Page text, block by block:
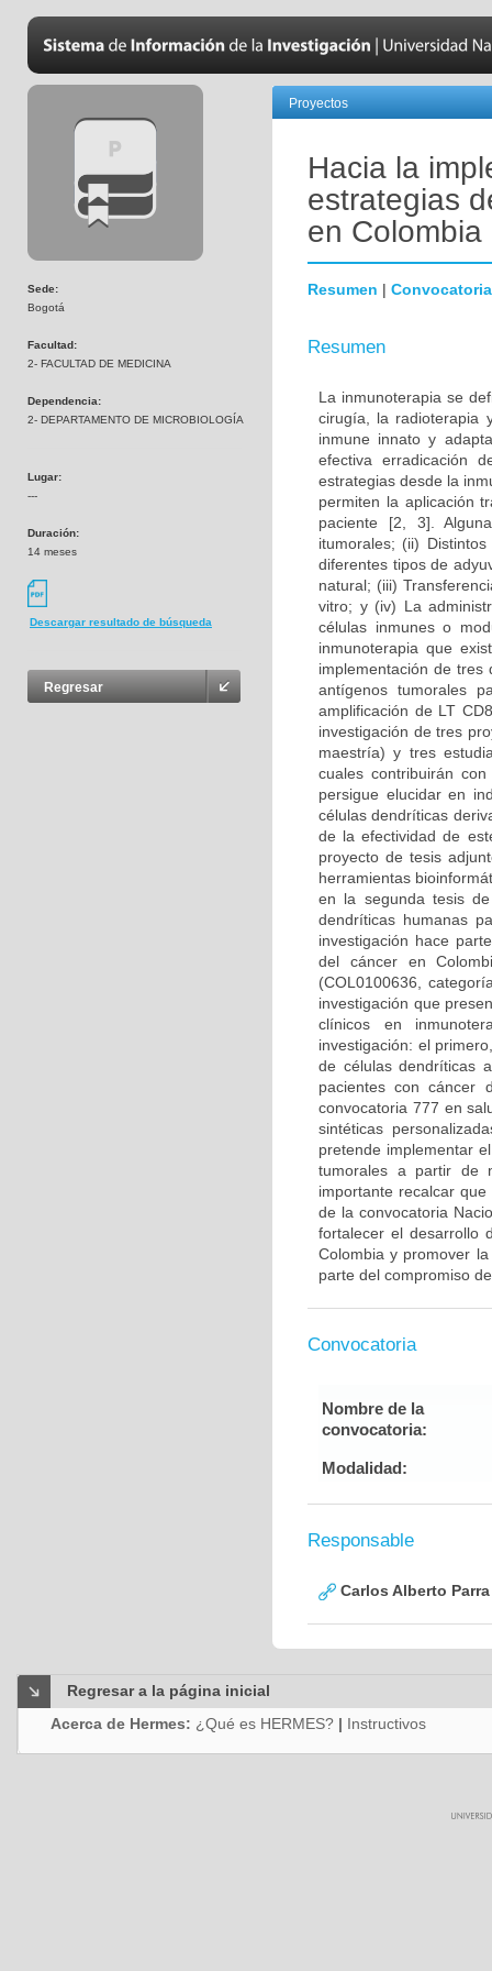
Sede:
Bogotá
Facultad:
2- FACULTAD DE MEDICINA
Dependencia:
2- DEPARTAMENTO DE MICROBIOLOGÍA
Lugar:
---
Duración:
14 meses
Descargar resultado de búsqueda
Regresar
Proyectos
Hacia la
estrategias
en Colombia
Resumen | Convocatoria
Resumen
La inmunoterapia se
cirugía, la radioterapia
inmune innato y
efectiva erradicación
estrategias desde la
permiten la aplicación
paciente [2, 3].
itumorales; (ii)
diferentes tipos de
natural; (iii)
vitro; y (iv) La
células inmunes o
inmunoterapia que
implementación de
antígenos tumorales
amplificación de LT
investigación de tres
maestría) y tres
cuales contribuirán
persigue elucidar en
células dendríticas
de la efectividad de
proyecto de tesis
herramientas
en la segunda tesis
dendríticas humanas
investigación hace
del cáncer en
(COL0100636,
investigación que
clínicos en
investigación: el
de células dendríticas
pacientes con cáncer
convocatoria 777 en
sintéticas
pretende implementar
tumorales a partir de
importante recalcar
de la convocatoria
fortalecer el desarrollo
Colombia y promover
parte del compromiso
Convocatoria
Nombre de la
convocatoria:
Modalidad:
Responsable
Carlos Alberto
Regresar a la página inicial
Acerca de Hermes: ¿Qué es HERMES? | Instructivos